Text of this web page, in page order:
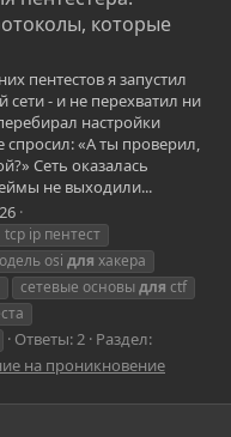
которые
пентестов я запустил
сети - и не перехватил ни
настройки
спросил: «А ты проверил,
Сеть оказалась
не выходили...
tcp ip пентест
osi для хакера
сетевые основы для ctf
Ответы: 2 Раздел:
на проникновение